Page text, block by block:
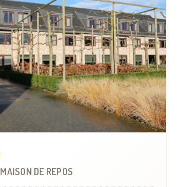
MAISON DE REPOS